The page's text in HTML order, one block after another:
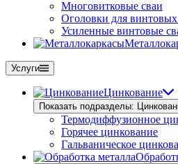
Многовитковые сваи
Оголовки для винтовых
Усиленные винтовые
Услуги
Цинкование
Показать подразделы:
Термодиффузионное
Горячее цинкование
Гальваническое